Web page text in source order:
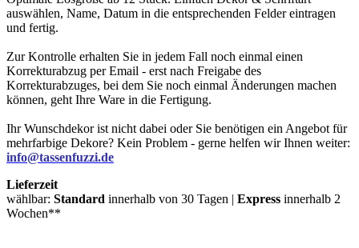
auswählen, Name, Datum in die entsprechenden Felder eintragen
und fertig.
Zur Kontrolle erhalten Sie in jedem Fall noch einmal einen
Korrekturabzug per Email - erst nach Freigabe des
Korrekturabzuges, bei dem Sie noch einmal Änderungen machen
können, geht Ihre Ware in die Fertigung.
Ihr Wunschdekor ist nicht dabei oder Sie benötigen ein Angebot für
mehrfarbige Dekore? Kein Problem - gerne helfen wir Ihnen weiter:
info@tassenfuzzi.de
Lieferzeit
wählbar: Standard innerhalb von 30 Tagen | Express innerhalb 2
Wochen**